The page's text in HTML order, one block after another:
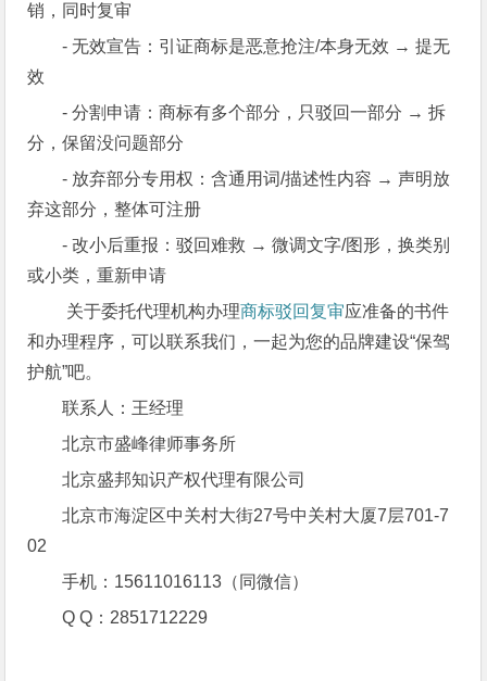
销，同时复审
- 无效宣告：引证商标是恶意抢注/本身无效 → 提无
效
- 分割申请：商标有多个部分，只驳回一部分 → 拆
分，保留没问题部分
- 放弃部分专用权：含通用词/描述性内容 → 声明放
弃这部分，整体可注册
- 改小后重报：驳回难救 → 微调文字/图形，换类别
或小类，重新申请
关于委托代理机构办理商标驳回复审应准备的书件
和办理程序，可以联系我们，一起为您的品牌建设“保驾
护航”吧。
联系人：王经理
北京市盛峰律师事务所
北京盛邦知识产权代理有限公司
北京市海淀区中关村大街27号中关村大厦7层701-7
02
手机：15611016113（同微信）
Q Q：2851712229